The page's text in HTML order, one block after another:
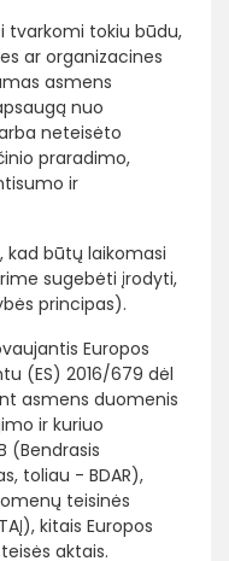
tvarkomi tokiu būdu,
ar organizacines
asmens
nuo
neteisėto
praradimo,
ir
kad būtų laikomasi
sugebėti įrodyti,
principas).
Europos
(ES) 2016/679 dėl
asmens duomenis
ir kuriuo
(Bendrasis
toliau - BDAR),
teisinės
kitais Europos
aktais.